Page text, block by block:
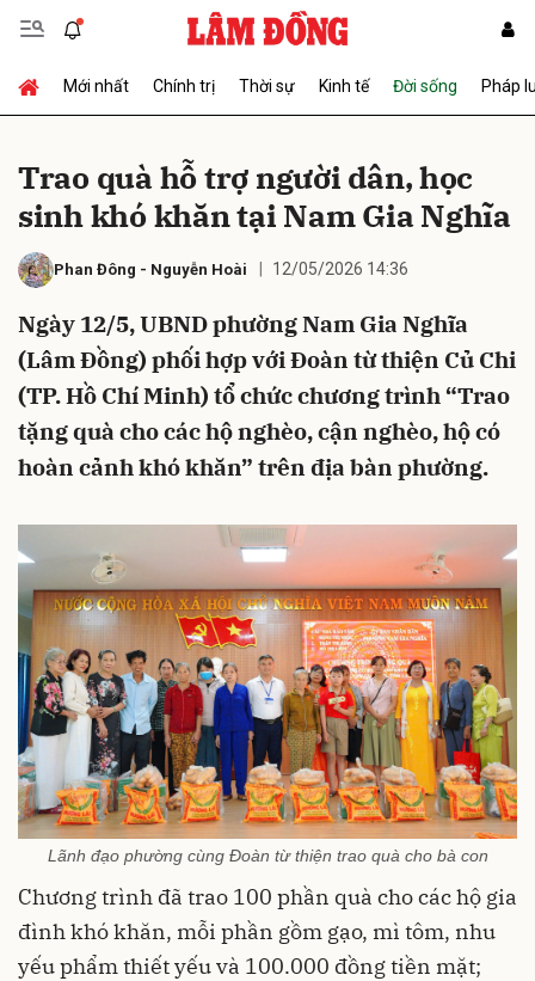
Mới nhất Chính trị Thời sự Kinh tế Đời sống Pháp
Trao quà hỗ trợ người dân, học
sinh khó khăn tại Nam Gia Nghĩa
Phan Đông - Nguyễn Hoài 12/05/2026 14:36
Ngày 12/5, UBND phường Nam Gia Nghĩa
(Lâm Đồng) phối hợp với Đoàn từ thiện Củ Chi
(TP. Hồ Chí Minh) tổ chức chương trình “Trao
tặng quà cho các hộ nghèo, cận nghèo, hộ có
hoàn cảnh khó khăn” trên địa bàn phường.
Lãnh đạo phường cùng Đoàn từ thiện trao quà cho bà con
Chương trình đã trao 100 phần quà cho các hộ gia
đình khó khăn, mỗi phần gồm gạo, mì tôm, nhu
yếu phẩm thiết yếu và 100.000 đồng tiền mặt;
Gửi bình luận
Hủy Gửi